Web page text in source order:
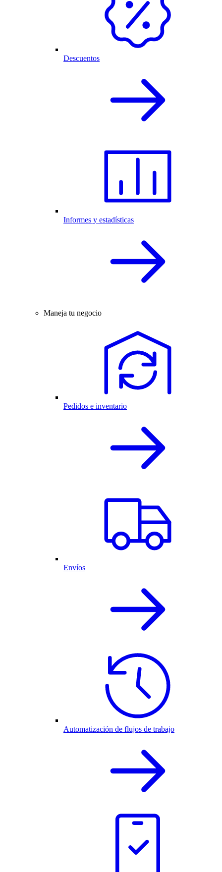
Descuentos
Informes y estadísticas
Maneja tu negocio
Pedidos e inventario
Envíos
Automatización de flujos de trabajo